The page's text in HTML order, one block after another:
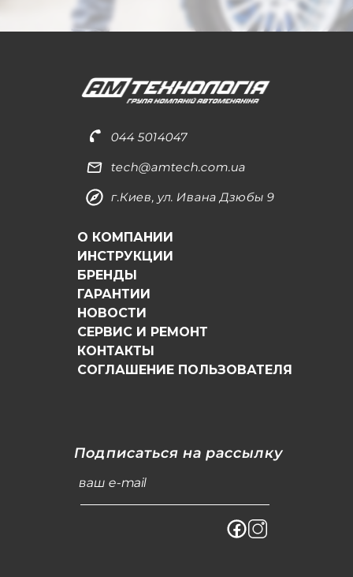
044 5014047
tech@amtech.com.ua
г.Киев, ул. Ивана Дзюбы 9
О КОМПАНИИ
ИНСТРУКЦИИ
БРЕНДЫ
ГАРАНТИИ
НОВОСТИ
СЕРВИС И РЕМОНТ
КОНТАКТЫ
СОГЛАШЕНИЕ ПОЛЬЗОВАТЕЛЯ
Подписаться на рассылку
ваш e-mail